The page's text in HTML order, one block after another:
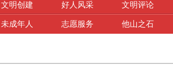
文明创建 好人风采 文明评论
未成年人 志愿服务 他山之石